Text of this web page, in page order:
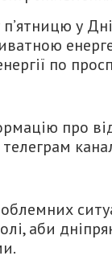
п’ятницю у
по
про
телеграм
аби